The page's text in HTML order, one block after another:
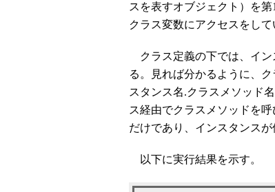
スを表すオブジェクト）を
クラス変数にアクセスをして
クラス定義の下では、イン
る。見れば分かるように、
スタンス名.クラスメソッド
ス経由でクラスメソッドを
だけであり、インスタンス
以下に実行結果を示す。